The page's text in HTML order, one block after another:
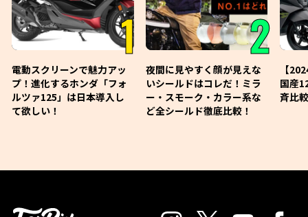
1
電動スクリーンで魅力アッ
プ！進化するホンダ「フォ
ルツァ125」は日本導入し
て欲しい！
2
夜間に見やすく顔が見えな
いシールドはコレだ！ミラ
ー・スモーク・カラー系な
ど全シールド徹底比較！
【
国産
斉比